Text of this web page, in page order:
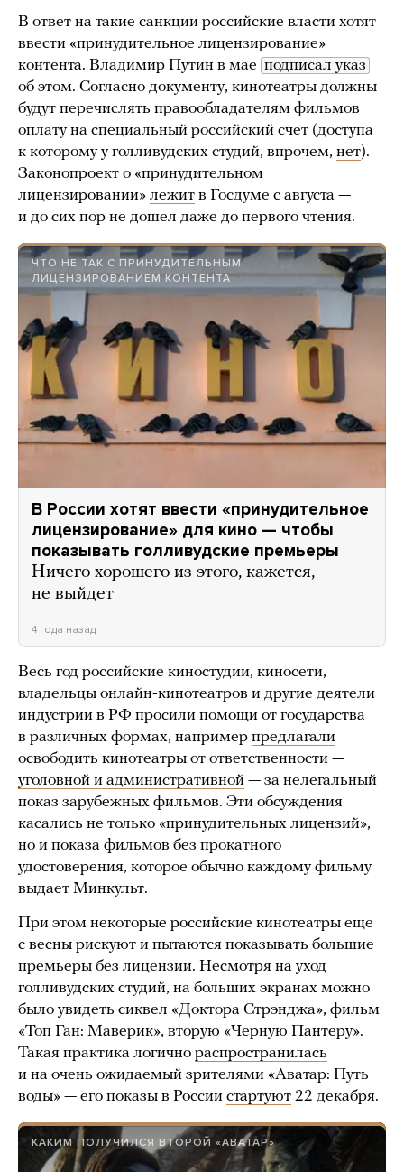
В ответ на такие санкции российские власти хотят
ввести «принудительное лицензирование»
контента. Владимир Путин в мае подписал указ
об этом. Согласно документу, кинотеатры должны
будут перечислять правообладателям фильмов
оплату на специальный российский счет (доступа
к которому у голливудских студий, впрочем, нет).
Законопроект о «принудительном
лицензировании» лежит в Госдуме с августа —
и до сих пор не дошел даже до первого чтения.
ЧТО НЕ ТАК С ПРИНУДИТЕЛЬНЫМ
ЛИЦЕНЗИРОВАНИЕМ КОНТЕНТА
В России хотят ввести «принудительное
лицензирование» для кино — чтобы
показывать голливудские премьеры
Ничего хорошего из этого, кажется,
не выйдет
4 года назад
Весь год российские киностудии, киносети,
владельцы онлайн-кинотеатров и другие деятели
индустрии в РФ просили помощи от государства
в различных формах, например предлагали
освободить кинотеатры от ответственности —
уголовной и административной — за нелегальный
показ зарубежных фильмов. Эти обсуждения
касались не только «принудительных лицензий»,
но и показа фильмов без прокатного
удостоверения, которое обычно каждому фильму
выдает Минкульт.
При этом некоторые российские кинотеатры еще
с весны рискуют и пытаются показывать большие
премьеры без лицензии. Несмотря на уход
голливудских студий, на больших экранах можно
было увидеть сиквел «Доктора Стрэнджа», фильм
«Топ Ган: Маверик», вторую «Черную Пантеру».
Такая практика логично распространилась
и на очень ожидаемый зрителями «Аватар: Путь
воды» — его показы в России стартуют 22 декабря.
КАКИМ ПОЛУЧИЛСЯ ВТОРОЙ «АВАТАР»